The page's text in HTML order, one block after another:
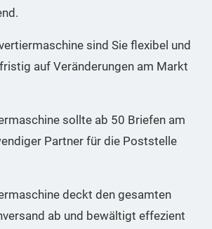
sind Sie flexibel und
auf Veränderungen am Markt
sollte ab 50 Briefen am
Partner für die Poststelle
deckt den gesamten
ab und bewältigt effezient